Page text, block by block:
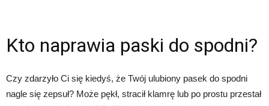
Kto naprawia paski do spodni?
Czy zdarzyło Ci się kiedyś, że Twój ulubiony pasek do spodni
nagle się zepsuł? Może pękł, stracił klamrę lub po prostu przestał